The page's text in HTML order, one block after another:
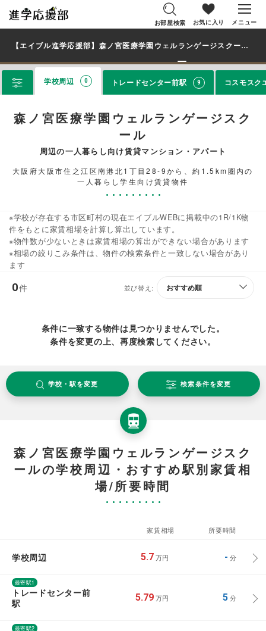
お部屋検索 お気に入り メニュー
【エイブル進学応援部】森ノ宮医療学園ウェルランゲージスクール（大阪府）の学生・大学生に人気の駅・エリアから、一人暮らし向け賃貸マンション・アパートのお部屋を探す
学校周辺 0 トレードセンター前駅 9 コスモスク
森ノ宮医療学園ウェルランゲージスク
ール
周辺の一人暮らし向け賃貸マンション・アパート
大阪府大阪市住之江区南港北1丁目28-9から、約1.5km圏内の
一人暮らし学生向け賃貸物件
※学校が存在する市区町村の現在エイブルWEBに掲載中の1R/1K物
件をもとに家賃相場を計算し算出しています。
※物件数が少ないときは家賃相場の算出ができない場合があります
※相場の絞りこみ条件は、物件の検索条件と一致しない場合があり
ます
0件 並び替え:
条件に一致する物件は見つかりませんでした。
条件を変更の上、再度検索してください。
学校・駅を変更 検索条件を変更
森ノ宮医療学園ウェルランゲージスク
ールの学校周辺・おすすめ駅別家賃相
場/所要時間
家賃相場 所要時間
学校周辺 5.7 万円 - 分
最寄駅1
トレードセンター前
駅
5.79 万円 5分
最寄駅2